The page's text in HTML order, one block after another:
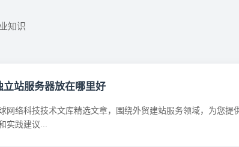
知识
立站服务器放在哪里好
网络科技技术文库精选文章，围绕外贸建站服务领域，为您提
实践建议...